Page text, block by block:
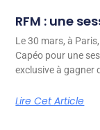
RFM : une
Le 30 mars, à
Capéo pour une
exclusive à gagner
Lire Cet Article